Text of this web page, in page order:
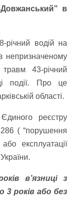
в
річний водій на
непризначеному
43-річний
події. Про це
області.
реєстру
( “порушення
експлуатації
в’язниці з
3 років або без